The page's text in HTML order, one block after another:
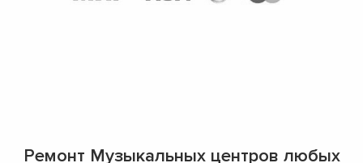
Ремонт Музыкальных центров любых